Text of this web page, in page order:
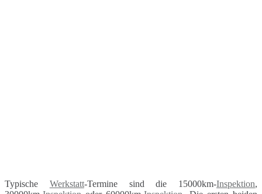
Typische Werkstatt-Termine sind die 15000km-Inspektion,